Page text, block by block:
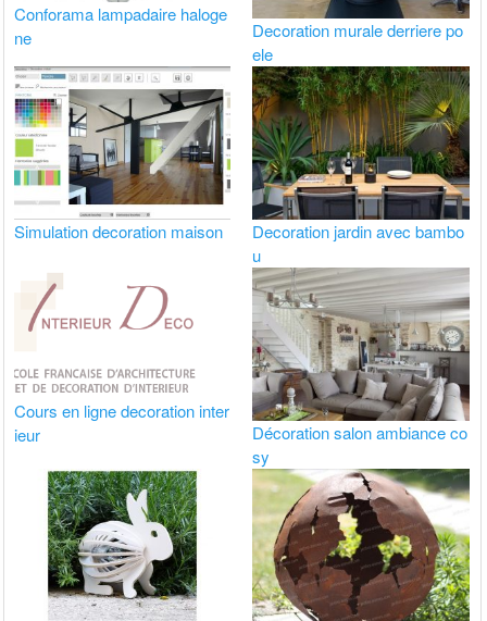
Conforama lampadaire haloge
ne
Decoration murale derriere po
ele
Simulation decoration maison
Decoration jardin avec bambo
u
Cours en ligne decoration inter
ieur
Décoration salon ambiance co
sy